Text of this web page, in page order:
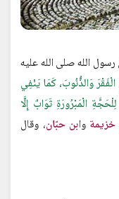
الله صلى الله عليه
الْفَقْرَ وَالذُّنُوبَ، كَمَا يَنْفِي
الْمَبْرُورَةِ ثَوَابٌ إِلَّا
خزيمة وابن حبّان، وقال